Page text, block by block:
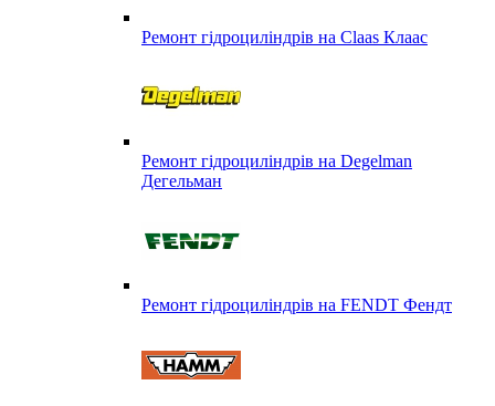
Ремонт гідроциліндрів на Claas Клаас
Ремонт гідроциліндрів на Degelman
Дегельман
Ремонт гідроциліндрів на FENDT Фендт